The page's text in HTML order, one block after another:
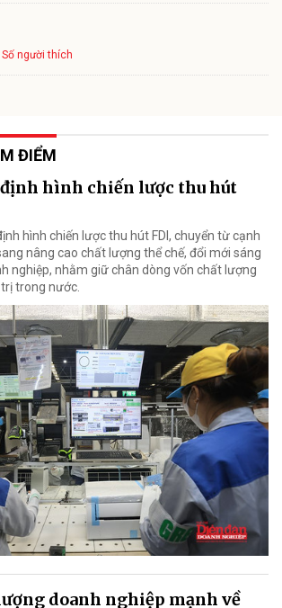
Số người thích
ĐIỂM
hình chiến lược thu hút
hình chiến lược thu hút FDI, chuyển từ cạnh
nâng cao chất lượng thể chế, đổi mới sáng
nghiệp, nhằm giữ chân dòng vốn chất lượng
trong nước.
doanh nghiệp mạnh về